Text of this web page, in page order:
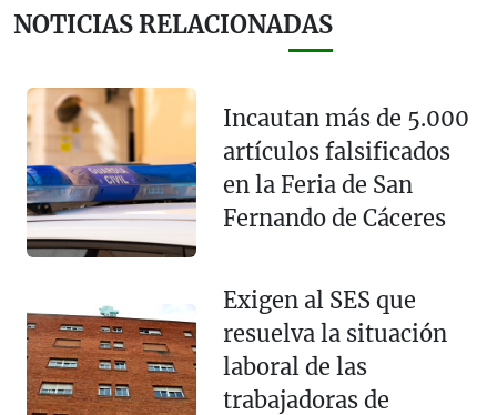
NOTICIAS RELACIONADAS
Incautan más de 5.000
artículos falsificados
en la Feria de San
Fernando de Cáceres
Exigen al SES que
resuelva la situación
laboral de las
trabajadoras de